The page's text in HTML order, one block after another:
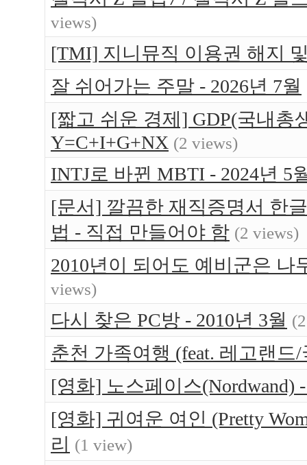
views)
[TMI] 지니뮤직 이용권 해지
잘 쉬어가는 주말 - 2026년 7월
[짧고 쉬운 경제] GDP(국내총
Y=C+I+G+NX (2 views)
INTJ로 바뀐 MBTI - 2024년 5
[문서] 깔끔한 재직증명서 한
법 - 직접 만들어야 함 (2 views)
2010년이 되어도 예비군은 나
views)
다시 찾은 PC방 - 2010년 3월
춘천 가족여행 (feat. 레고랜드
[영화] 노스페이스(Nordwand)
[영화] 귀여운 여인 (Pretty
리
(1 view)